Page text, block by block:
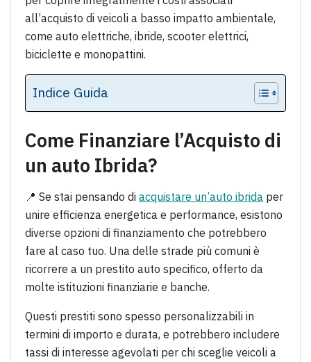
all’acquisto di veicoli a basso impatto ambientale,
come auto elettriche, ibride, scooter elettrici,
biciclette e monopattini.
Indice Guida
Come Finanziare l’Acquisto di
un auto Ibrida?
📍 Se stai pensando di acquistare un’auto ibrida per
unire efficienza energetica e performance, esistono
diverse opzioni di finanziamento che potrebbero
fare al caso tuo. Una delle strade più comuni è
ricorrere a un prestito auto specifico, offerto da
molte istituzioni finanziarie e banche.
Questi prestiti sono spesso personalizzabili in
termini di importo e durata, e potrebbero includere
tassi di interesse agevolati per chi sceglie veicoli a